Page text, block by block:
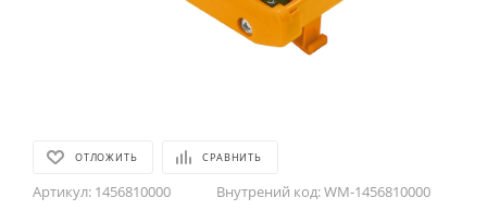
ОТЛОЖИТЬ СРАВНИТЬ
Артикул: 1456810000 Внутрений код:WM-1456810000